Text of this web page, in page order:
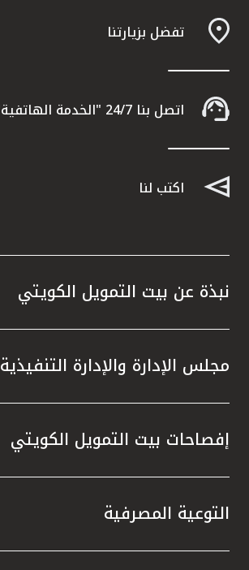
القنوات المصرفية
أدوات وخدمات
خدمات ما بعد البيع
اتصل بنا
تركيا
مصر
المملكة المتحدة
مملكة البحرين
تفضل بزيارتنا
اتصل بنا 24/7 "الخدمة الهاتفية" 1803333
اكتب لنا
نبذة عن بيت التمويل الكويتي
مجلس الإدارة والإدارة التنفيذية
إفصاحات بيت التمويل الكويتي
التوعية المصرفية